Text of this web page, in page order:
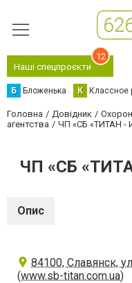
Наші спецпроєкти
12
Б Бложенька К Классное
Головна Довідник
агентства
ЧП «СБ «ТИТАН
ЧП «СБ
Опис
84100, Славянск,
(www.sb-titan.com.ua)